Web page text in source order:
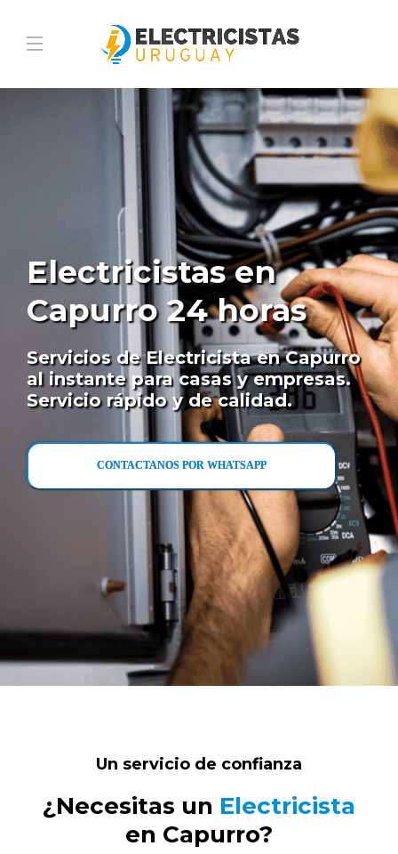
Electricistas en
Capurro 24 horas
Servicios de Electricista en Capurro
al instante para casas y empresas.
Servicio rápido y de calidad.
CONTACTANOS POR WHATSAPP
Un servicio de confianza
¿Necesitas un Electricista
en Capurro?